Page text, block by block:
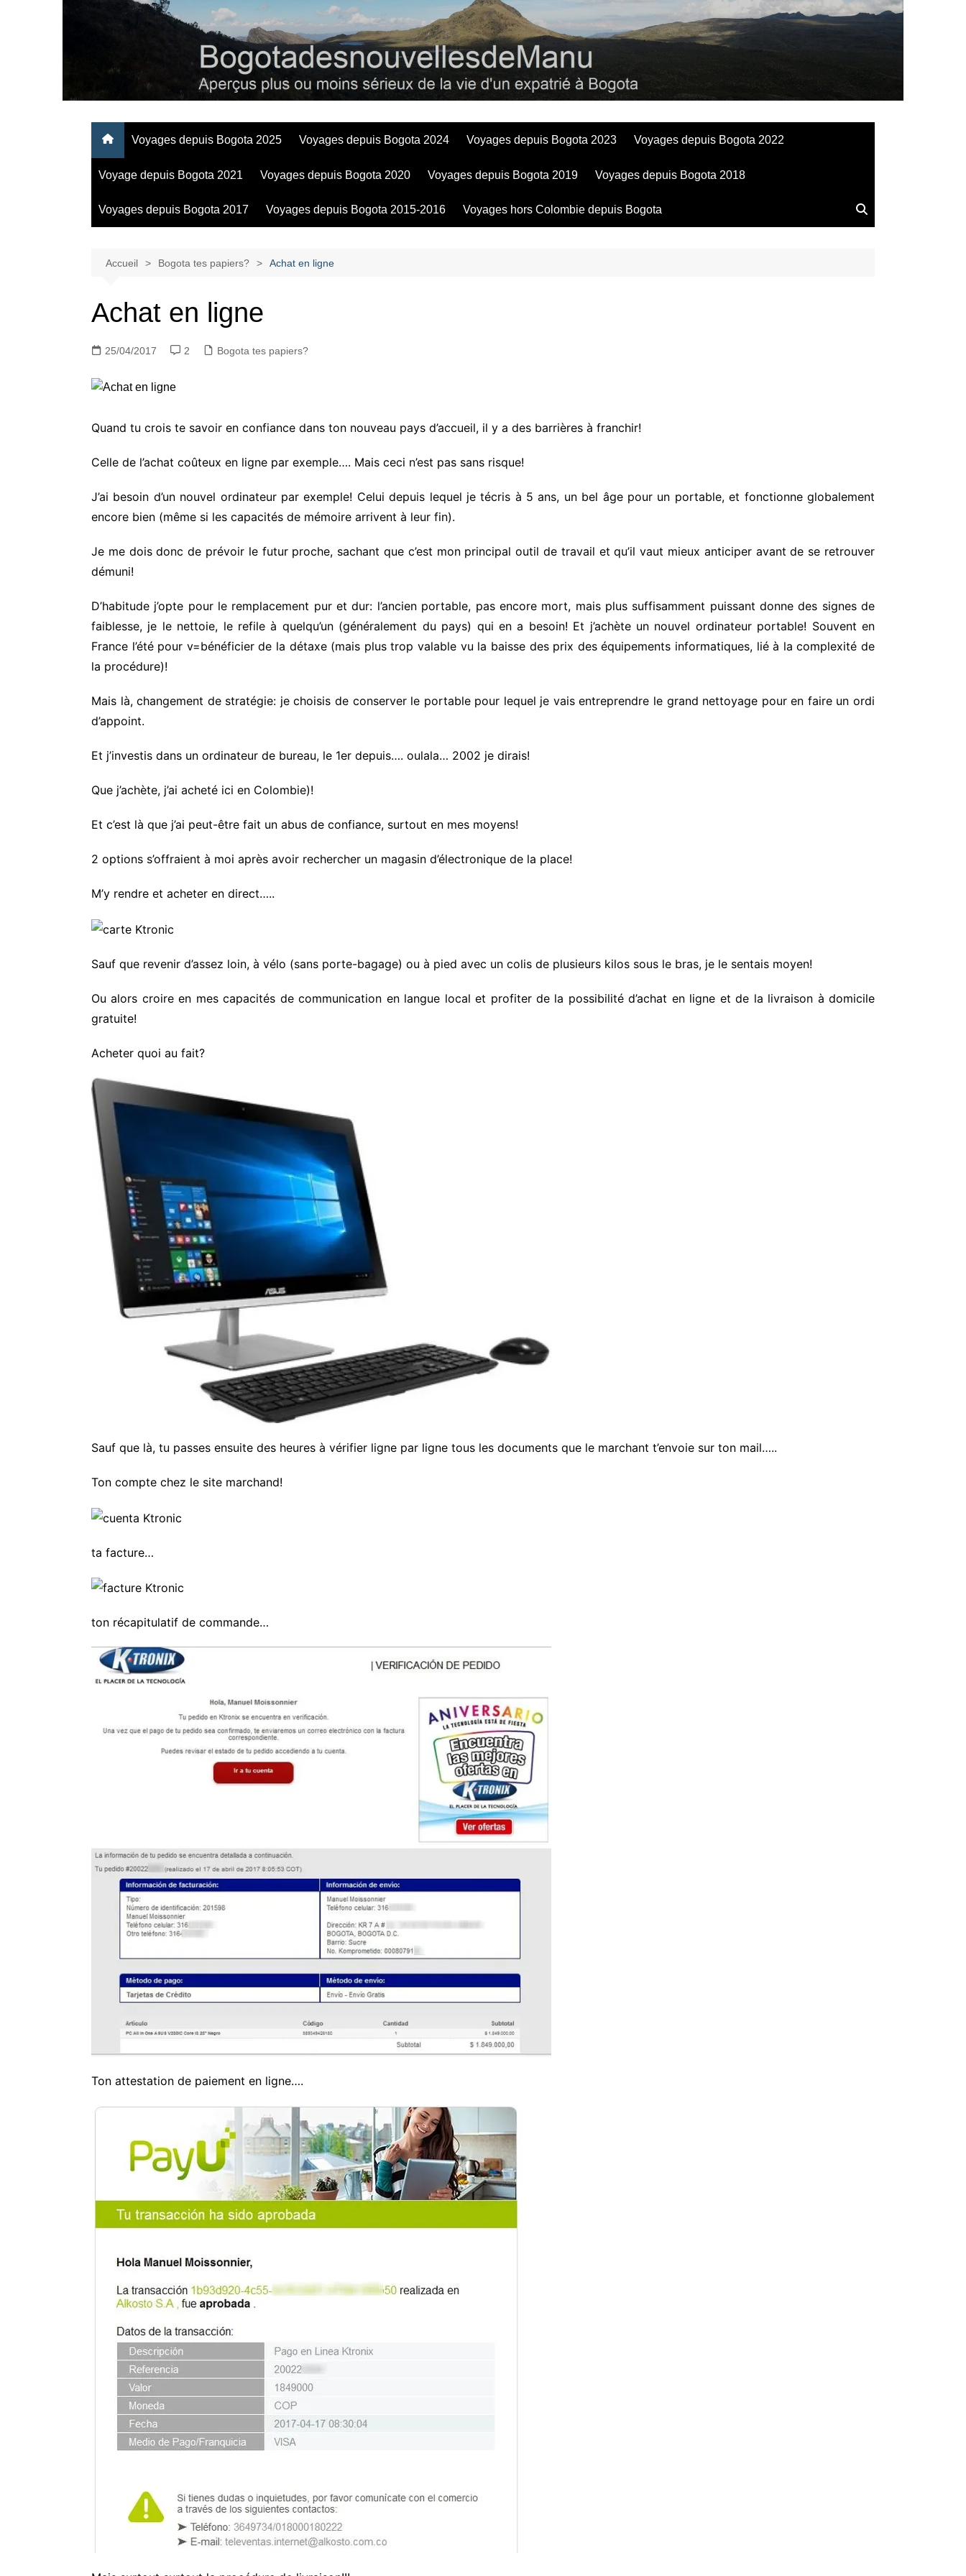
BogotadesnouvellesdeManu
Regards personnels sur la vie d’expatrié à Bogota
Voyages depuis Bogota 2025 Voyages depuis Bogota 2024 Voyages depuis Bogota 2023 Voyages depuis Bogota 2022
Voyage depuis Bogota 2021 Voyages depuis Bogota 2020 Voyages depuis Bogota 2019 Voyages depuis Bogota 2018
Voyages depuis Bogota 2017 Voyages depuis Bogota 2015-2016 Voyages hors Colombie depuis Bogota
Accueil Bogota tes papiers? Achat en ligne
Achat en ligne
25/04/2017 2 Bogota tes papiers?
Quand tu crois te savoir en confiance dans ton nouveau pays d’accueil, il y a des barrières à franchir!
Celle de l’achat coûteux en ligne par exemple…. Mais ceci n’est pas sans risque!
J’ai besoin d’un nouvel ordinateur par exemple! Celui depuis lequel je técris à 5 ans, un bel âge pour un portable, et fonctionne globalement
encore bien (même si les capacités de mémoire arrivent à leur fin).
Je me dois donc de prévoir le futur proche, sachant que c’est mon principal outil de travail et qu’il vaut mieux anticiper avant de se retrouver
démuni!
D’habitude j’opte pour le remplacement pur et dur: l’ancien portable, pas encore mort, mais plus suffisamment puissant donne des signes de
faiblesse, je le nettoie, le refile à quelqu’un (généralement du pays) qui en a besoin! Et j’achète un nouvel ordinateur portable! Souvent en
France l’été pour v=bénéficier de la détaxe (mais plus trop valable vu la baisse des prix des équipements informatiques, lié à la complexité de
la procédure)!
Mais là, changement de stratégie: je choisis de conserver le portable pour lequel je vais entreprendre le grand nettoyage pour en faire un ordi
d’appoint.
Et j’investis dans un ordinateur de bureau, le 1er depuis…. oulala… 2002 je dirais!
Que j’achète, j’ai acheté ici en Colombie)!
Et c’est là que j’ai peut-être fait un abus de confiance, surtout en mes moyens!
2 options s’offraient à moi après avoir rechercher un magasin d’électronique de la place!
M’y rendre et acheter en direct…..
Sauf que revenir d’assez loin, à vélo (sans porte-bagage) ou à pied avec un colis de plusieurs kilos sous le bras, je le sentais moyen!
Ou alors croire en mes capacités de communication en langue local et profiter de la possibilité d’achat en ligne et de la livraison à domicile
gratuite!
Acheter quoi au fait?
Sauf que là, tu passes ensuite des heures à vérifier ligne par ligne tous les documents que le marchant t’envoie sur ton mail…..
Ton compte chez le site marchand!
ta facture…
ton récapitulatif de commande…
Ton attestation de paiement en ligne….